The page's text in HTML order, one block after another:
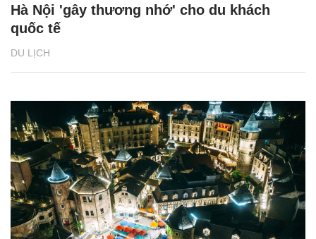
DU LỊCH
Hà Nội 'gây thương nhớ' cho du khách
quốc tế